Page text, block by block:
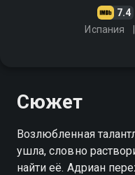
7.4
Испания
Сюжет
Возлюбленная
ушла, словно
найти её. Адриан